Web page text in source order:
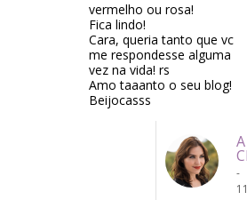
vermelho ou rosa!
Fica lindo!
Cara, queria tanto que vc
me respondesse alguma
vez na vida! rs
Amo taaanto o seu blog!
Beijocasss
A
-